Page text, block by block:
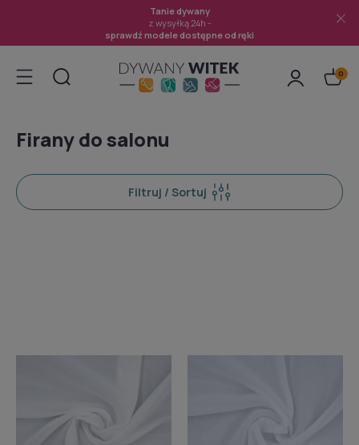
Tanie dywany
z wysyłką 24h -
sprawdź modele dostępne od ręki
Firany do salonu
Filtruj / Sortuj